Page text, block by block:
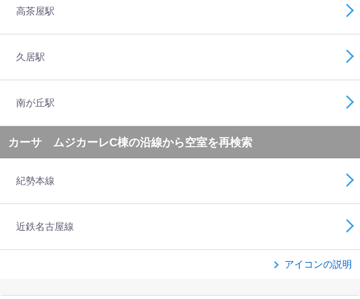
高茶屋駅
久居駅
南が丘駅
カーサ ムジカーレC棟の沿線から空室を再検索
紀勢本線
近鉄名古屋線
アイコンの説明